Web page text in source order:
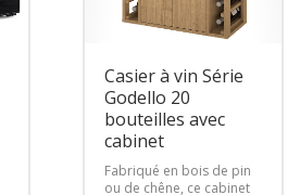
Casier à vin Série
Godello 20
bouteilles avec
cabinet
Fabriqué en bois de pin
ou de chêne, ce cabinet